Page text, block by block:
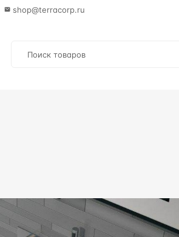
shop@terracorp.ru